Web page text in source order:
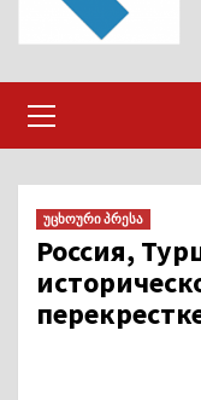
Menu
უცხოური პრესა
Россия,